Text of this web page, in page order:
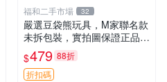
福和二手市場 32
嚴選豆袋熊玩具，M家聯名款
未拆包裝，實拍圖保證正品
豆袋玩具 嚴選 M家 豆袋熊
$479 88折
折扣碼